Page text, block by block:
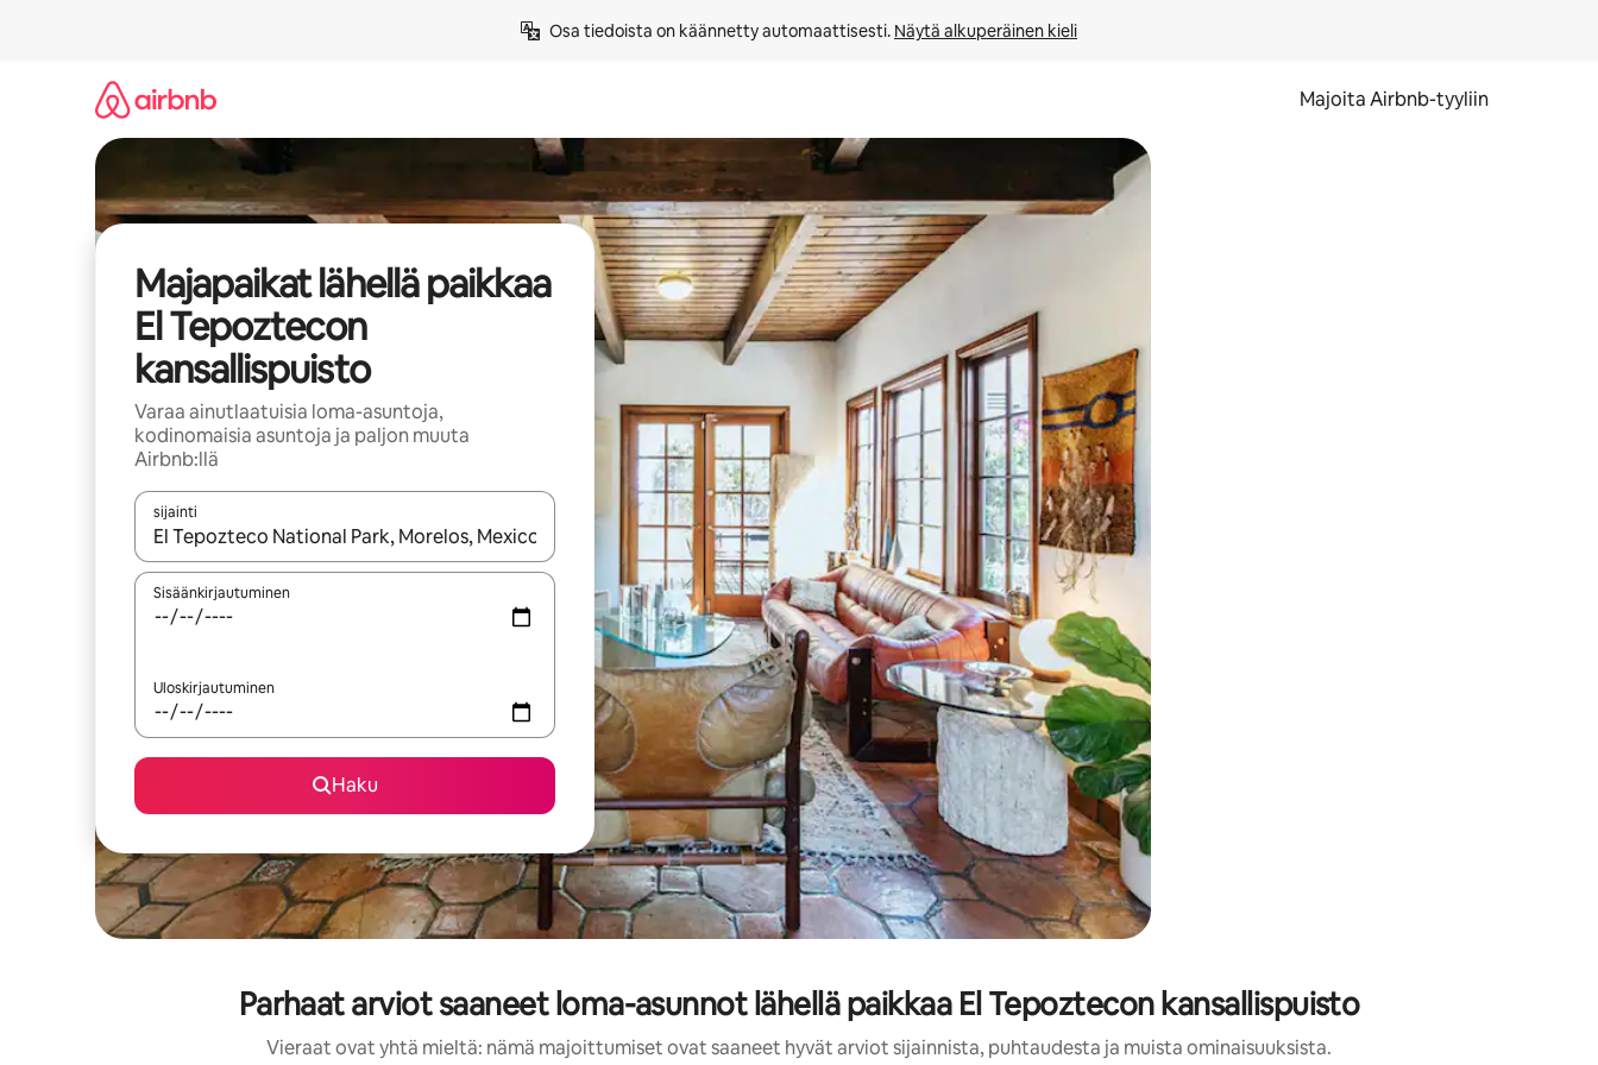
Osa tiedoista on käännetty automaattisesti. Näytä alkuperäinen kieli
Majoita Airbnb-tyyliin
Majapaikat lähellä paikkaa
El Tepoztecon
kansallispuisto
Varaa ainutlaatuisia loma-asuntoja,
kodinomaisia asuntoja ja paljon muuta
Airbnb:llä
sijainti
Kun tulokset ovat saatavilla, navigoi ylös- ja alas-nuolinäppäimillä tai tutustu koskettamalla tai pyyhkäisemällä.
Sisäänkirjautuminen
Uloskirjautuminen
Haku
Parhaat arviot saaneet loma-asunnot lähellä paikkaa El Tepoztecon kansallispuisto
Vieraat ovat yhtä mieltä: nämä majoittumiset ovat saaneet hyvät arviot sijainnista, puhtaudesta ja muista ominaisuuksista.